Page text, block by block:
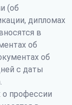
(об
дипломах
в
об
об
с даты
профессии